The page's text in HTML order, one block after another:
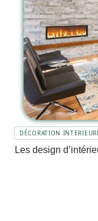
DÉCORATION
Les design